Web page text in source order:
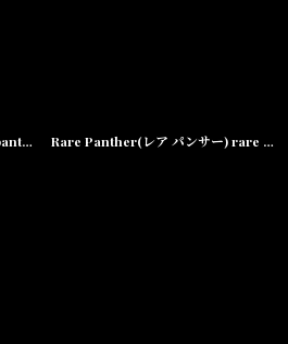
Rare Panther(レア パンサー) panther Green RP We Must Rise Tee Green Red Rare Panther(レア パンサー) rare Panther's Pullover Hoodie Willow green pink スウェット フーディー Wash OFWGKTA Mac Miller